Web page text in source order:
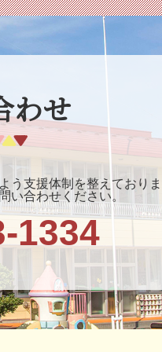
わせ
よう支援体制を整えており
い合わせください。
1334